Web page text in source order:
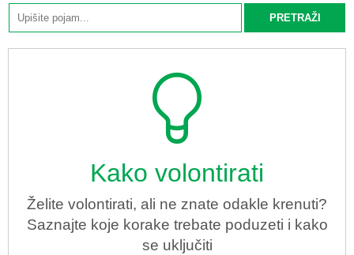
Kako volontirati
Želite volontirati, ali ne znate odakle krenuti?
Saznajte koje korake trebate poduzeti i kako
se uključiti